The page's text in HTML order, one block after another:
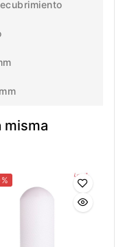
misma